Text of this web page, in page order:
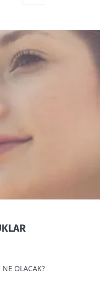
arasındaki
denir ve
patojen
anksiyolitik
NE OLACAK?
ile